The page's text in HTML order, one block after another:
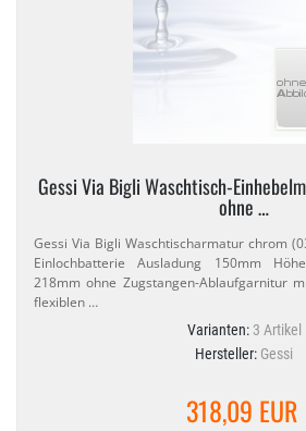
Gessi Via Bigli Waschtisch-​
ohne …
Gessi Via Bigli Waschtischarmatur chrom
Einlochbatterie Ausladung 150mm
218mm ohne Zugstangen-​Ablaufgarnitur
flexiblen …
Varianten: 3 Artikel
Hersteller: Gessi
318,09 EUR